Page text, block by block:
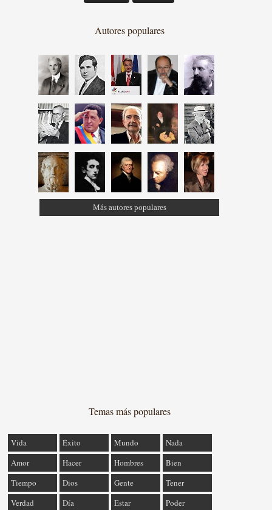
Autores populares
Más autores populares
Temas más populares
Vida Éxito Mundo
Nada
Amor
Hacer Hombres
Bien
Tiempo
Dios Gente
Tener
Verdad
Día Estar Poder